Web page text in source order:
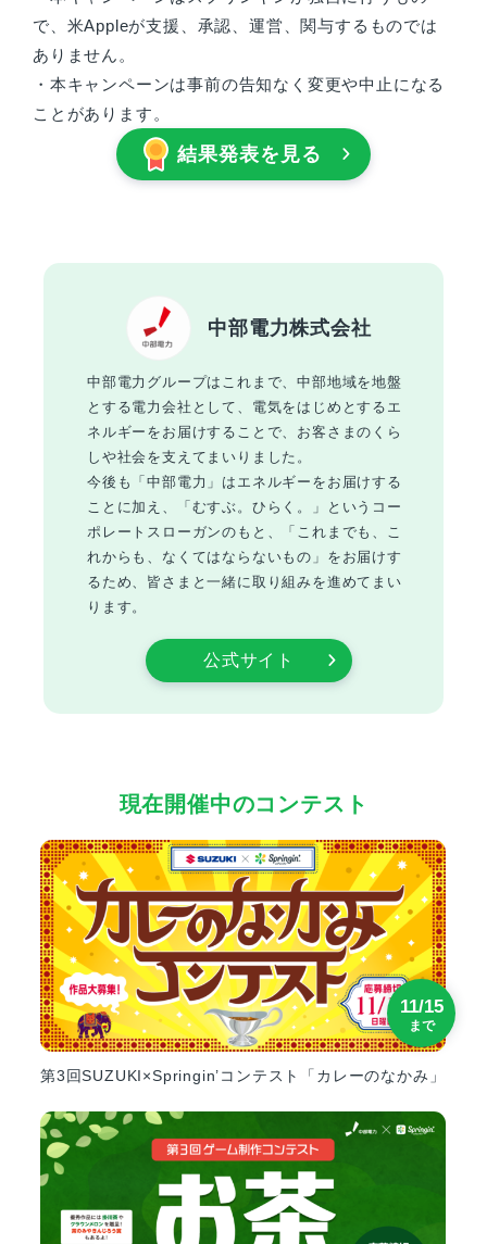
で、米Appleが支援、承認、運営、関与するものでは
ありません。
・本キャンペーンは事前の告知なく変更や中止になる
ことがあります。
結果発表を見る
中部電力株式会社
中部電力グループはこれまで、中部地域を地盤
とする電力会社として、電気をはじめとするエ
ネルギーをお届けすることで、お客さまのくら
しや社会を支えてまいりました。
今後も「中部電力」はエネルギーをお届けする
ことに加え、「むすぶ。ひらく。」というコー
ポレートスローガンのもと、「これまでも、こ
れからも、なくてはならないもの」をお届けす
るため、皆さまと一緒に取り組みを進めてまい
ります。
公式サイト
現在開催中のコンテスト
第3回SUZUKI×Springin’コンテスト「カレーのなかみ」
11/15
まで